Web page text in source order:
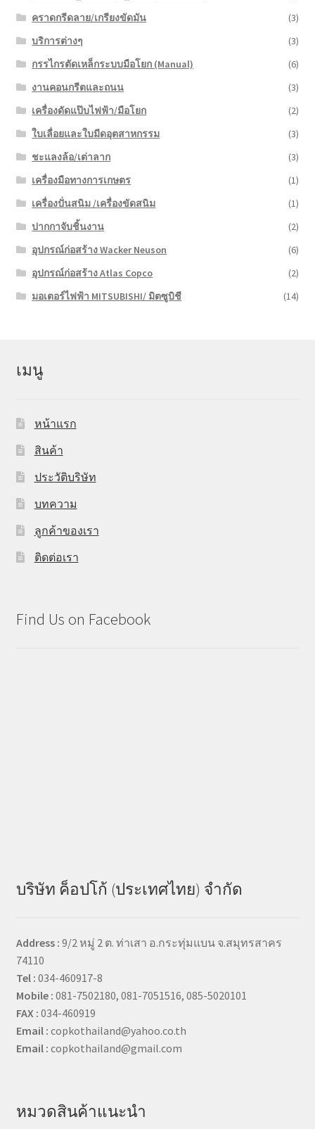
คราดกรีดลาย/เกรียงขัดมัน
(3)
บริการต่างๆ
(3)
กรรไกรตัดเหล็กระบบมือโยก (Manual)
(6)
งานคอนกรีตและถนน
(3)
เครื่องดัดแป๊บไฟฟ้า/มือโยก
(2)
ใบเลื่อยและใบมีดอุตสาหกรรม
(3)
ชะแลงล้อ/เต่าลาก
(3)
เครื่องมือทางการเกษตร
(1)
เครื่องปั่นสนิม /เครื่องขัดสนิม
(1)
ปากกาจับชิ้นงาน
(2)
อุปกรณ์ก่อสร้าง Wacker Neuson
(6)
อุปกรณ์ก่อสร้าง Atlas Copco
(2)
มอเตอร์ไฟฟ้า MITSUBISHI/ มิตซูบิชี
(14)
เมนู
หน้าแรก
สินค้า
ประวัติบริษัท
บทความ
ลูกค้าของเรา
ติดต่อเรา
Find Us on Facebook
บริษัท ค็อปโก้ (ประเทศไทย) จำกัด
Address : 9/2 หมู่ 2 ต. ท่าเสา อ.กระทุ่มแบน จ.สมุทรสาคร
74110
Tel : 034-460917-8
Mobile : 081-7502180, 081-7051516, 085-5020101
FAX : 034-460919
Email : copkothailand@yahoo.co.th
Email : copkothailand@gmail.com
หมวดสินค้าแนะนำ